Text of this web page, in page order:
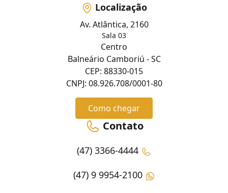
Localização
Av. Atlântica, 2160
Sala 03
Centro
Balneário Camboriú - SC
CEP: 88330-015
CNPJ: 08.926.708/0001-80
Como chegar
Contato
(47) 3366-4444
(47) 9 9954-2100